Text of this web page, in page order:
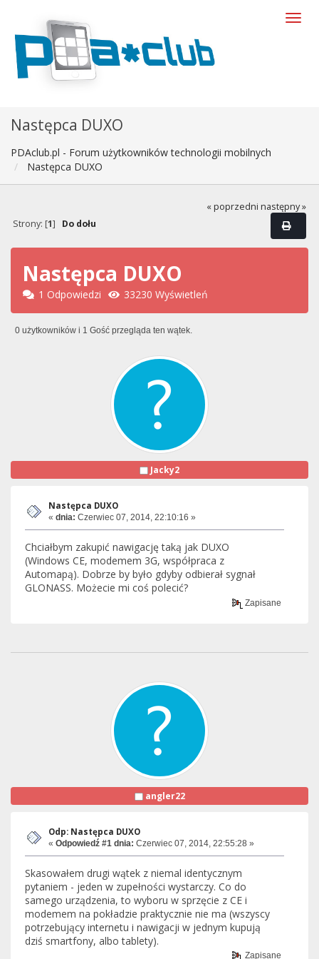
Następca DUXO
PDAclub.pl - Forum użytkowników technologii mobilnych
Następca DUXO
« poprzedni następny »
Strony: [1] Do dołu
Następca DUXO
1 Odpowiedzi 33230 Wyświetleń
0 użytkowników i 1 Gość przegląda ten wątek.
Jacky2
Następca DUXO
« dnia: Czerwiec 07, 2014, 22:10:16 »
Chciałbym zakupić nawigację taką jak DUXO
(Windows CE, modemem 3G, współpraca z
Automapą). Dobrze by było gdyby odbierał sygnał
GLONASS. Możecie mi coś polecić?
Zapisane
angler22
Odp: Następca DUXO
« Odpowiedź #1 dnia: Czerwiec 07, 2014, 22:55:28 »
Skasowałem drugi wątek z niemal identycznym
pytaniem - jeden w zupełności wystarczy. Co do
samego urządzenia, to wyboru w sprzęcie z CE i
modemem na pokładzie praktycznie nie ma (wszyscy
potrzebujący internetu i nawigacji w jednym kupują
dziś smartfony, albo tablety).
Zapisane